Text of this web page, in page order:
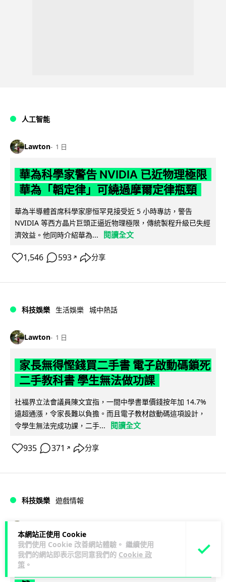
本網站正使用 Cookie
我們使用 Cookie 改善網站體驗。 繼續使用
我們的網站即表示您同意我們的 Cookie 政
策 。
人工智能
Lawton 1 日
華為科學家警告 NVIDIA 已近物理極限
華為「韜定律」可繞過摩爾定律瓶頸
華為半導體首席科學家廖恒罕見接受近 5 小時專訪，警告
NVIDIA 等西方晶片巨頭正逼近物理極限，傳統製程升級已失經
濟效益。他同時介紹華為...
閱讀全文
1,546 593 ↗ 分享
科技娛樂 生活娛樂 城中熱話
Lawton 1 日
家長無得慳錢買二手書 電子啟動碼鎖死
二手教科書 學生無法做功課
社福界立法會議員陳文宜指，一間中學書單價錢按年加 14.7%
遠超通漲，令家長難以負擔。而且電子教材啟動碼這項設計，
令學生無法完成功課，二手...
閱讀全文
935 371 ↗ 分享
科技娛樂 遊戲情報
PlayStation 確認停產實體光碟 包裝印
出重要通告 2028 年 1 月後不出光碟遊